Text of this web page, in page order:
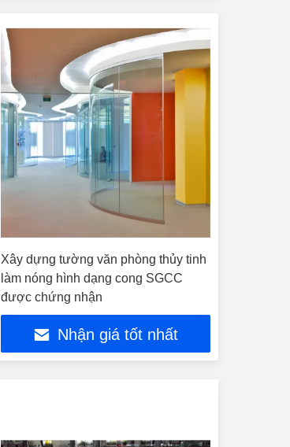
Xây dựng tường văn phòng thủy tinh
làm nóng hình dạng cong SGCC
được chứng nhận
Nhận giá tốt nhất